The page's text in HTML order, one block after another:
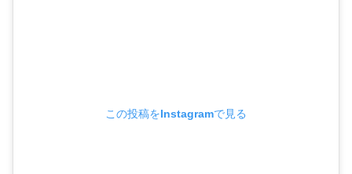
この投稿をInstagramで見る